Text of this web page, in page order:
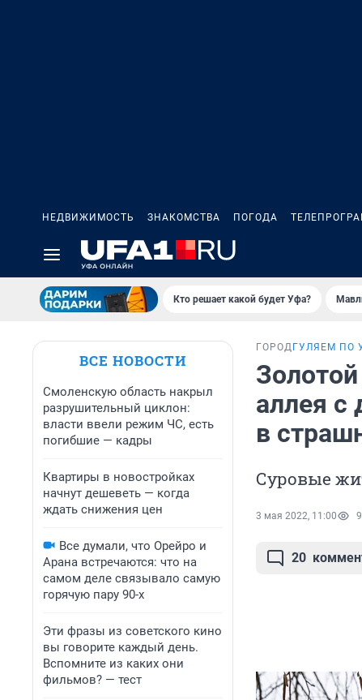
НЕДВИЖИМОСТЬ ЗНАКОМСТВА ПОГОДА
Кто решает какой будет Уфа?
ВСЕ НОВОСТИ
Смоленскую область накрыл
разрушительный циклон:
власти ввели режим ЧС, есть
погибшие — кадры
Квартиры в новостройках
начнут дешеветь — когда
ждать снижения цен
Все думали, что Орейро и
Арана встречаются: что на
самом деле связывало самую
горячую пару 90-х
Эти фразы из советского кино
вы говорите каждый день.
Вспомните из каких они
фильмов? — тест
ГОРОД ГУЛЯЕМ ПО
аллея с
в
Суровые
3 мая 2022, 11:00
20